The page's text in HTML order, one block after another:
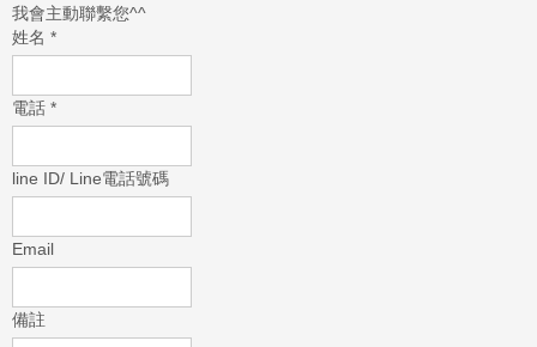
我會主動聯繫您^^
姓名 *
電話 *
line ID/ Line電話號碼
Email
備註